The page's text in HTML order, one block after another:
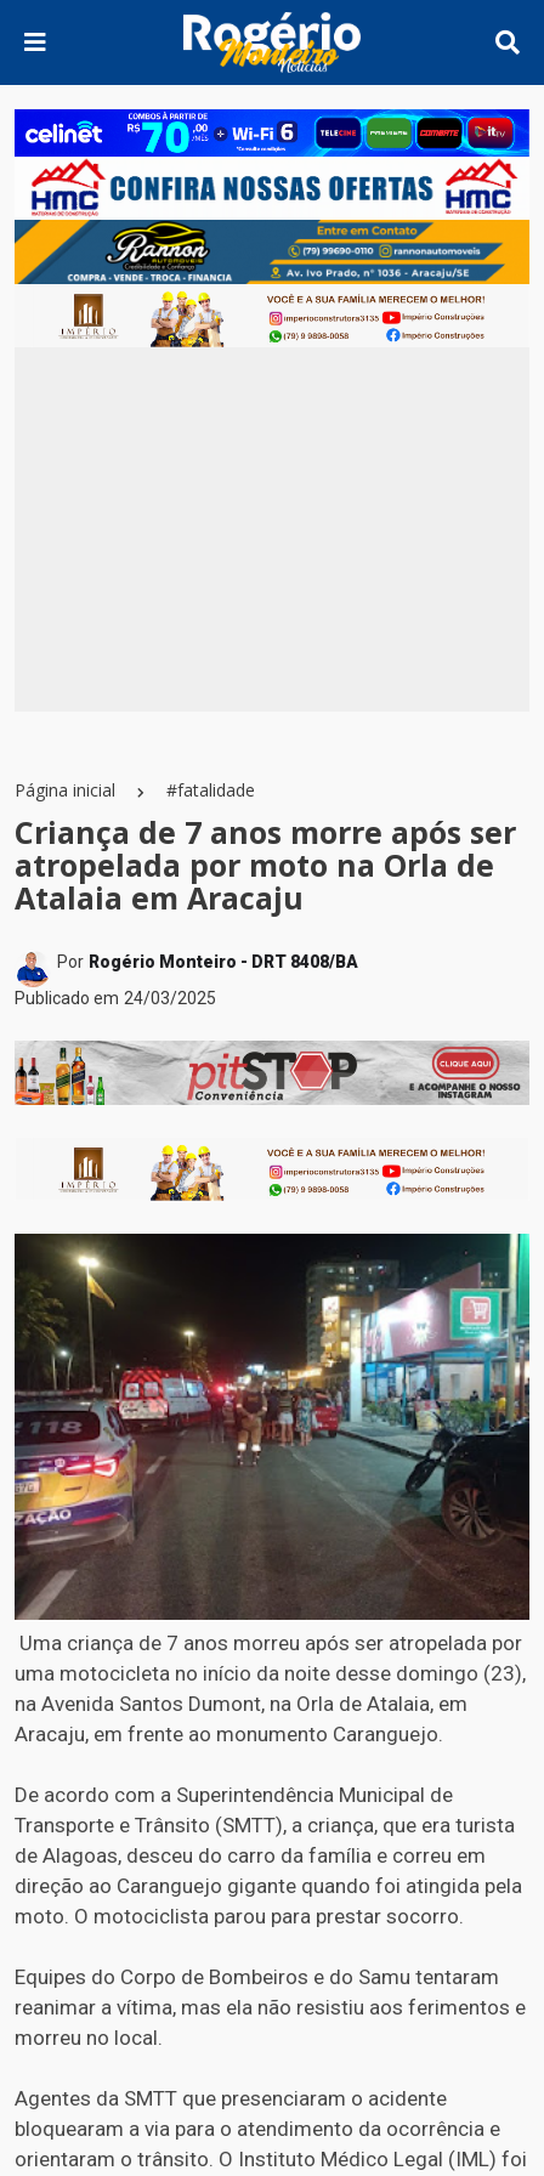
Página inicial #fatalidade
Criança de 7 anos morre após ser
atropelada por moto na Orla de
Atalaia em Aracaju
Por Rogério Monteiro - DRT 8408/BA
Publicado em 24/03/2025
Uma criança de 7 anos morreu após ser atropelada por
uma motocicleta no início da noite desse domingo (23),
na Avenida Santos Dumont, na Orla de Atalaia, em
Aracaju, em frente ao monumento Caranguejo.
De acordo com a Superintendência Municipal de
Transporte e Trânsito (SMTT), a criança, que era turista
de Alagoas, desceu do carro da família e correu em
direção ao Caranguejo gigante quando foi atingida pela
moto. O motociclista parou para prestar socorro.
Equipes do Corpo de Bombeiros e do Samu tentaram
reanimar a vítima, mas ela não resistiu aos ferimentos e
morreu no local.
Agentes da SMTT que presenciaram o acidente
bloquearam a via para o atendimento da ocorrência e
orientaram o trânsito. O Instituto Médico Legal (IML) foi